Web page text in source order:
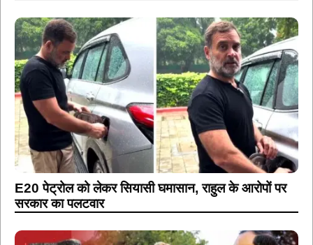
E20 पेट्रोल को लेकर सियासी घमासान, राहुल के आरोपों पर
सरकार का पलटवार